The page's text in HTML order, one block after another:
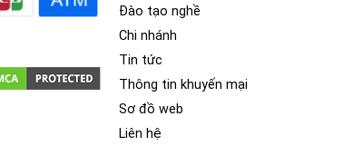
Đào tạo nghề
Chi nhánh
Tin tức
Thông tin khuyến mại
Sơ đồ web
Liên hệ